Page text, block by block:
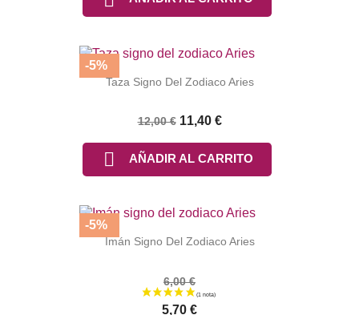
Taza Signo Del Zodiaco Aries
12,00 € 11,40 €
 AÑADIR AL CARRITO
-5%
Imán Signo Del Zodiaco Aries
6,00 €
5,70 €
-5%